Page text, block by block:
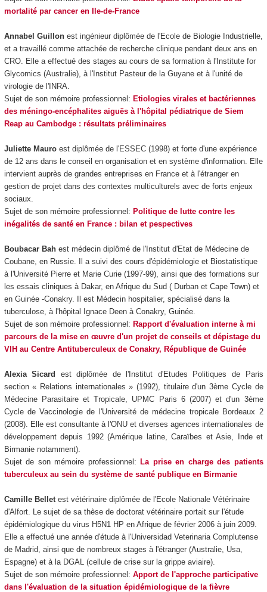
mortalité par cancer en Ile-de-France
Annabel Guillonest ingénieur diplômée de l'Ecole de Biologie Industrielle,
et a travaillé comme attachée de recherche clinique pendant deux ans en
CRO. Elle a effectué des stages au cours de sa formation à l'Institute for
Glycomics (Australie), à l'Institut Pasteur de la Guyane et à l'unité de
virologie de l'INRA.
Sujet de son mémoire professionnel: Etiologies virales et bactériennes
des méningo-encéphalites aiguës à l'hôpital pédiatrique de Siem
Reap au Cambodge : résultats préliminaires
Juliette Mauroest diplômée de l'ESSEC (1998) et forte d'une expérience
de 12 ans dans le conseil en organisation et en système d'information. Elle
intervient auprès de grandes entreprises en France et à l'étranger en
gestion de projet dans des contextes multiculturels avec de forts enjeux
sociaux.
Sujet de son mémoire professionnel: Politique de lutte contre les
inégalités de santé en France : bilan et pespectives
Boubacar Bahest médecin diplômé de l'Institut d'Etat de Médecine de
Coubane, en Russie. Il a suivi des cours d'épidémiologie et Biostatistique
à l'Université Pierre et Marie Curie (1997-99), ainsi que des formations sur
les essais cliniques à Dakar, en Afrique du Sud ( Durban et Cape Town) et
en Guinée -Conakry. Il est Médecin hospitalier, spécialisé dans la
tuberculose, à l'hôpital Ignace Deen à Conakry, Guinée.
Sujet de son mémoire professionnel: Rapport d'évaluation interne à mi
parcours de la mise en œuvre d'un projet de conseils et dépistage du
VIH au Centre Antituberculeux de Conakry, République de Guinée
Alexia Sicard
est diplômée de l'Institut d'Etudes Politiques de Paris
section « Relations internationales » (1992), titulaire d'un 3ème Cycle de
Médecine Parasitaire et Tropicale, UPMC Paris 6 (2007) et d'un 3ème
Cycle de Vaccinologie de l'Université de médecine tropicale Bordeaux 2
(2008). Elle est consultante à l'ONU et diverses agences internationales de
développement depuis 1992 (Amérique latine, Caraïbes et Asie, Inde et
Birmanie notamment).
Sujet de son mémoire professionnel: La prise en charge des patients
tuberculeux au sein du système de santé publique en Birmanie
Camille Belletest vétérinaire diplômée de l'Ecole Nationale Vétérinaire
d'Alfort. Le sujet de sa thèse de doctorat vétérinaire portait sur l'étude
épidémiologique du virus H5N1 HP en Afrique de février 2006 à juin 2009.
Elle a effectué une année d'étude à l'Universidad Veterinaria Complutense
de Madrid, ainsi que de nombreux stages à l'étranger (Australie, Usa,
Espagne) et à la DGAL (cellule de crise sur la grippe aviaire).
Sujet de son mémoire professionnel: Apport de l'approche participative
dans l'évaluation de la situation épidémiologique de la fièvre